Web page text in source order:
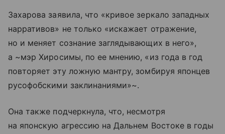
Захарова заявила, что «кривое зеркало западных
нарративов» не только «искажает отражение,
но и меняет сознание заглядывающих в него»,
а ~мэр Хиросимы, по ее мнению, «из года в год
повторяет эту ложную мантру, зомбируя японцев
русофобскими заклинаниями»~.
Она также подчеркнула, что, несмотря
на японскую агрессию на Дальнем Востоке в годы